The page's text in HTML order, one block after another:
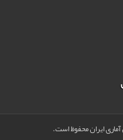
ایران محفوظ است.